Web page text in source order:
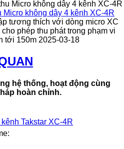
không dây 4 kênh XC-4R
tương thích với dòng micro XC
phép thu phát trong phạm vi
tới 150m 2025-03-18
hệ thống, hoạt động cùng
hoàn chỉnh.
Takstar XC-4R